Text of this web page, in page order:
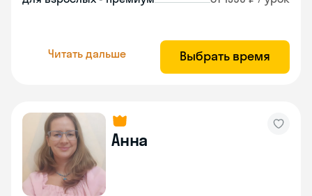
Читать дальше Выбрать время
Анна